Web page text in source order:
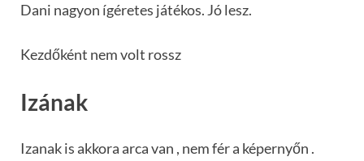
Dani nagyon ígéretes játékos. Jó lesz.
Kezdőként nem volt rossz
Izának
Izanak is akkora arca van , nem fér a képernyőn .